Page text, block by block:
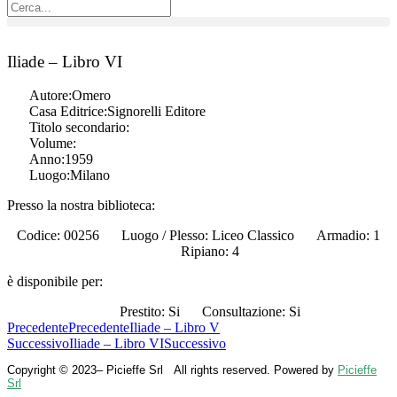
Iliade – Libro VI
Autore:Omero
Casa Editrice:Signorelli Editore
Titolo secondario:
Volume:
Anno:1959
Luogo:Milano
Presso la nostra biblioteca:
Codice: 00256
Luogo / Plesso: Liceo Classico
Armadio: 1
Ripiano: 4
è disponibile per:
Prestito: Si
Consultazione: Si
PrecedentePrecedenteIliade – Libro V
SuccessivoIliade – Libro VISuccessivo
Copyright © 2023– Picieffe Srl All rights reserved. Powered by Picieffe
Srl